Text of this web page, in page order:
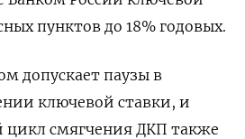
пунктов до 18% годовых.
допускает паузы в
ключевой ставки, и
цикл смягчения ДКП также